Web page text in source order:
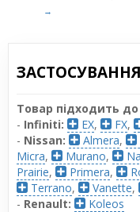
→
ЗАСТОСУВАННЯ
Товар підходить
- Infiniti: EX, FX,
- Nissan: Almera,
Micra, Murano,
Prairie, Primera,
Terrano, Vanette,
- Renault:
Koleos